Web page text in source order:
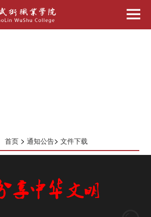
首页> 通知公告> 文件下载